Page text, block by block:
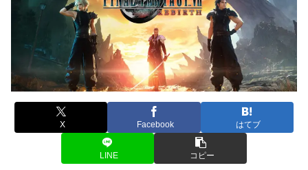
X Facebook はてブ
LINE コピー